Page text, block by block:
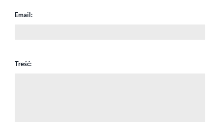
Email:
Treść: